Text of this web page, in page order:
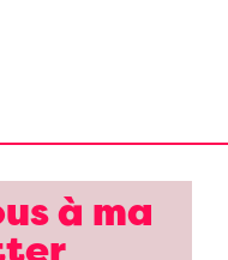
à ma